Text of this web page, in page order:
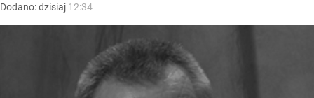
Dodano:dzisiaj 12:34